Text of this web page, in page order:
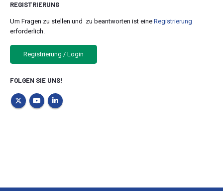
REGISTRIERUNG
Um Fragen zu stellen und zu beantworten ist eine Registrierung
erforderlich.
Registrierung / Login
FOLGEN SIE UNS!